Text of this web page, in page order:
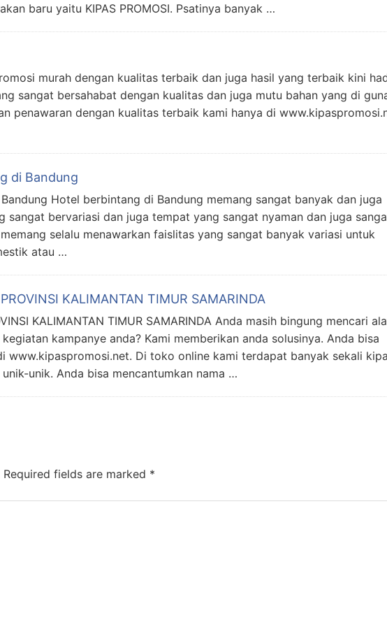
baru yaitu KIPAS PROMOSI. Psatinya banyak …
murah dengan kualitas terbaik dan juga hasil yang terbaik kini
sangat bersahabat dengan kualitas dan juga mutu bahan yang di
penawaran dengan kualitas terbaik kami hanya di
di Bandung
Hotel berbintang di Bandung memang sangat banyak dan juga
sangat bervariasi dan juga tempat yang sangat nyaman dan juga
selalu menawarkan faislitas yang sangat banyak variasi untuk
atau …
KALIMANTAN TIMUR SAMARINDA
KALIMANTAN TIMUR SAMARINDA Anda masih bingung mencari
kampanye anda? Kami memberikan anda solusinya. Anda bisa
www.kipaspromosi.net. Di toko online kami terdapat banyak sekali
unik. Anda bisa mencantumkan nama …
Required fields are marked *